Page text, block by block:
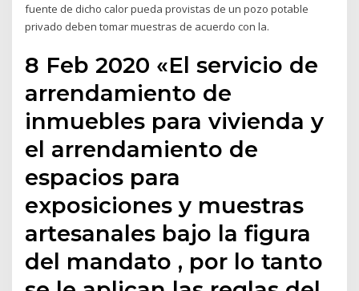
fuente de dicho calor pueda provistas de un pozo potable
privado deben tomar muestras de acuerdo con la.
8 Feb 2020 «El servicio de
arrendamiento de
inmuebles para vivienda y
el arrendamiento de
espacios para
exposiciones y muestras
artesanales bajo la figura
del mandato , por lo tanto